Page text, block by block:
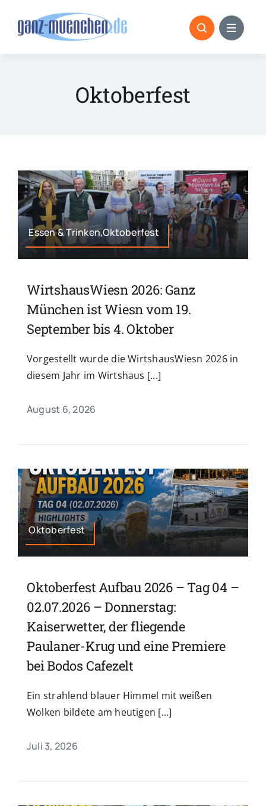
Oktoberfest
Essen & Trinken,Oktoberfest
WirtshausWiesn 2026: Ganz
München ist Wiesn vom 19.
September bis 4. Oktober
Vorgestellt wurde die WirtshausWiesn 2026 in
diesem Jahr im Wirtshaus [...]
August 6, 2026
Oktoberfest
Oktoberfest Aufbau 2026 – Tag 04 –
02.07.2026 – Donnerstag:
Kaiserwetter, der fliegende
Paulaner-Krug und eine Premiere
bei Bodos Cafezelt
Ein strahlend blauer Himmel mit weißen
Wolken bildete am heutigen [...]
Juli 3, 2026